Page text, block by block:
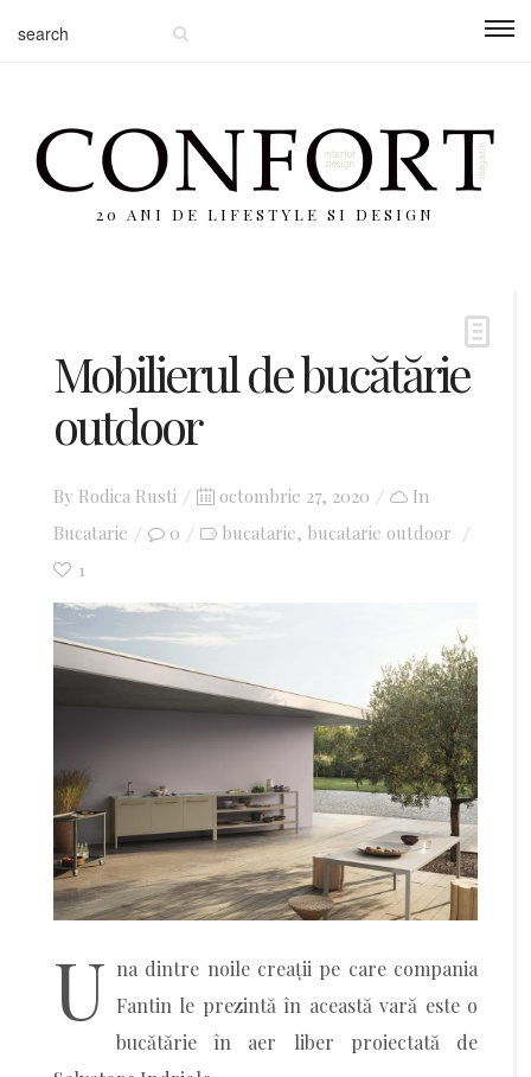
20 ANI DE LIFESTYLE SI DESIGN
Mobilierul de bucătărie
outdoor
By Rodica Rusti
Posted
on
octombrie 27, 2020
In
Bucatarie
0 bucatarie, bucatarie outdoor
1
U na dintre noile creații pe care compania
Fantin le prezintă în această vară este o
bucătărie în aer liber proiectată de